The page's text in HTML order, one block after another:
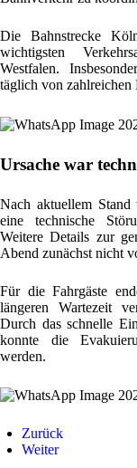
Die Bahnstrecke
wichtigsten
Westfalen.
täglich von zahlreichen
Ursache war
Nach aktuellem
eine technische
Weitere Details zur
Abend zunächst nicht
Für die Fahrgäste
längeren Wartezeit
Durch das schnelle
konnte die
werden.
Zurück
Weiter